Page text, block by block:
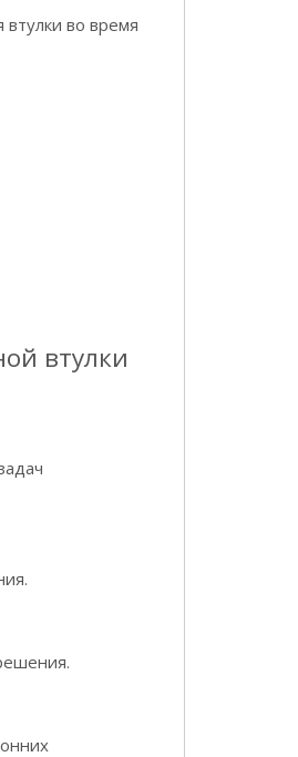
во время
втулки